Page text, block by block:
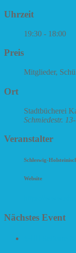
Uhrzeit
19:30 - 18:00
Preis
Mitglieder,
Ort
Stadtbücherei
Schmiedestr.
Veranstalter
Schleswig-
Website
Nächstes Event